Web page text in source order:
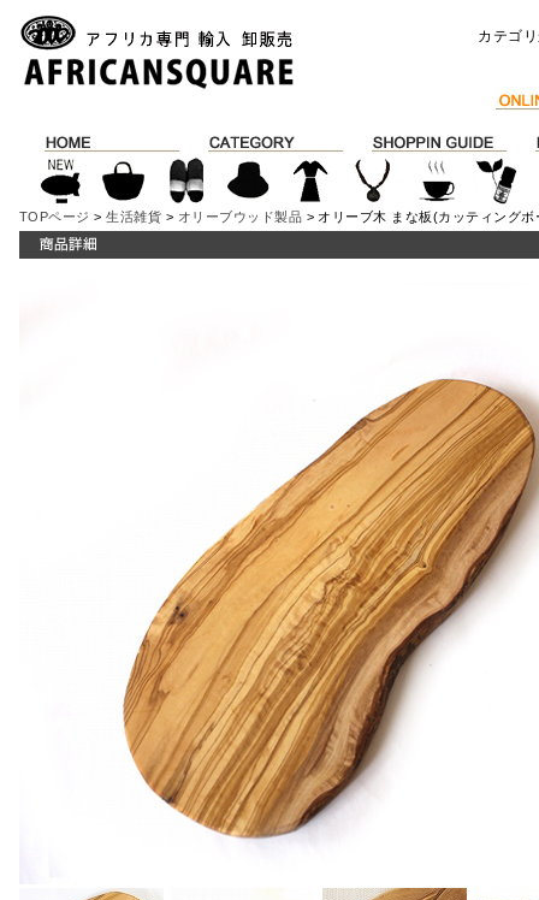
カテゴ
TOPページ >生活雑貨 > オリーブウッド製品 > オリーブ木 まな板(カッティング